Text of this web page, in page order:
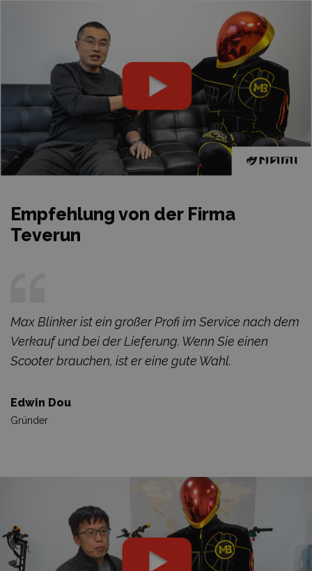
Empfehlung von der Firma
Teverun
Max Blinker ist ein großer Profi im Service nach dem
Verkauf und bei der Lieferung. Wenn Sie einen
Scooter brauchen, ist er eine gute Wahl.
Edwin Dou
Gründer